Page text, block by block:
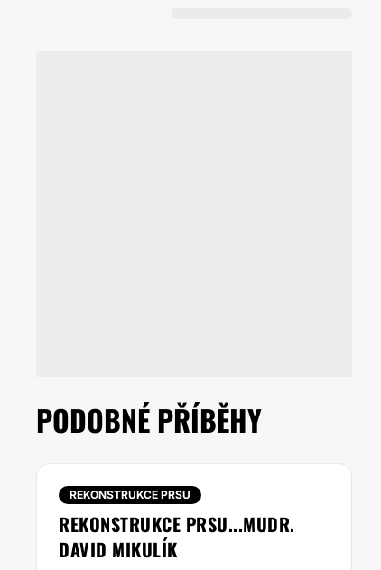
PODOBNÉ PŘÍBĚHY
REKONSTRUKCE PRSU
REKONSTRUKCE PRSU...MUDR.
DAVID MIKULÍK